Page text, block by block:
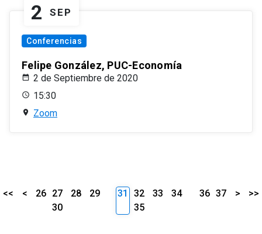
2 SEP
Conferencias
Felipe González, PUC-Economía
2 de Septiembre de 2020
15:30
Zoom
<< < 26 27 28
29
30
31 32 33
34
35
36 37 > >>